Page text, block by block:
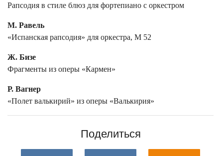
Рапсодия в стиле блюз для фортепиано с оркестром
М. Равель
«Испанская рапсодия» для оркестра, М 52
Ж. Бизе
Фрагменты из оперы «Кармен»
Р. Вагнер
«Полет валькирий» из оперы «Валькирия»
Поделиться